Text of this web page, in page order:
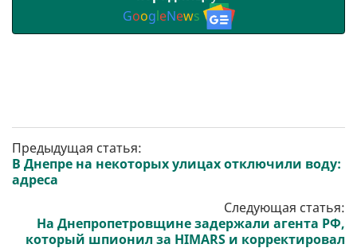
GoogleNews
Предыдущая статья:
В Днепре на некоторых улицах отключили воду:
адреса
Следующая статья:
На Днепропетровщине задержали агента РФ,
который шпионил за HIMARS и корректировал